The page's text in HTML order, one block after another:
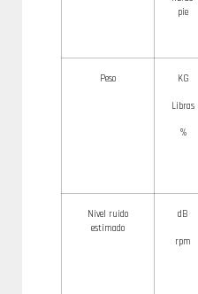
pie
Peso KG
Libras
%
Nivel ruido
estimado
dB
rpm